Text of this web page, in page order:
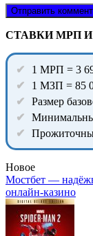
СТАВКИ МРП И
1 МРП = 3
1 МЗП = 85
Размер
Новое
Мостбет —
онлайн-казино